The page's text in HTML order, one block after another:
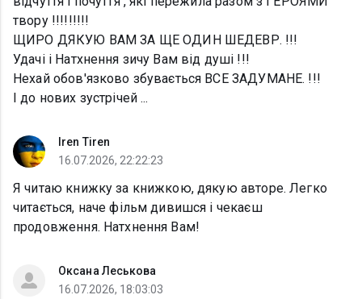
твору !!!!!!!!!
ЩИРО ДЯКУЮ ВАМ ЗА ЩЕ ОДИН ШЕДЕВР. !!!
Удачі і Натхнення зичу Вам від душі !!!
Нехай обов'язково збувається ВСЕ ЗАДУМАНЕ. !!!
І до нових зустрічей ...
Iren Tiren
16.07.2026, 22:22:23
Я читаю книжку за книжкою, дякую авторе. Легко
читається, наче фільм дивишся і чекаєш
продовження. Натхнення Вам!
Оксана Леськова
16.07.2026, 18:03:03